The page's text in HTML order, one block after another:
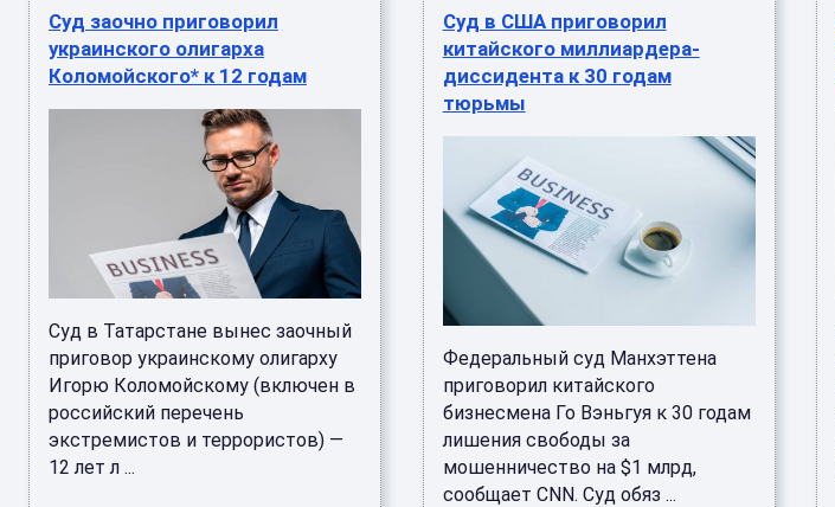
Суд заочно приговорил
украинского олигарха
Коломойского* к 12 годам
Суд в Татарстане вынес заочный
приговор украинскому олигарху
Игорю Коломойскому (включен в
российский перечень
экстремистов и террористов) —
12 лет л ...
Суд в США приговорил
китайского миллиардера-
диссидента к 30 годам
тюрьмы
Федеральный суд Манхэттена
приговорил китайского
бизнесмена Го Вэньгуя к 30 годам
лишения свободы за
мошенничество на $1 млрд,
сообщает CNN. Суд обяз ...